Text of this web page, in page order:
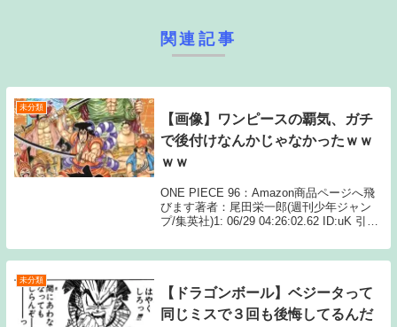
関連記事
未分類
【画像】ワンピースの覇気、ガチ
で後付けなんかじゃなかったｗｗ
ｗｗ
ONE PIECE 96：Amazon商品ページへ飛
びます著者：尾田栄一郎(週刊少年ジャン
プ/集英社)1: 06/29 04:26:02.62 ID:uK 引
(週刊少年ジャンプ/集英社) 2: 0...
未分類
【ドラゴンボール】ベジータって
同じミスで３回も後悔してるんだ